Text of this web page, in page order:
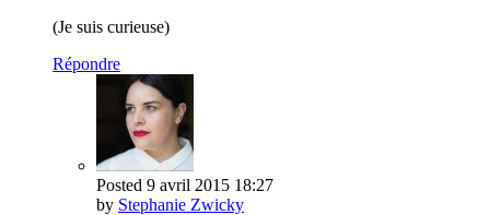
(Je suis curieuse)
Répondre
Posted 9 avril 2015 18:27
by Stephanie Zwicky